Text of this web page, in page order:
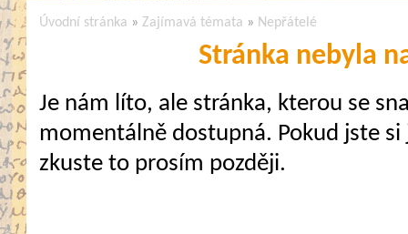
Úvodní stránka »Zajímavá témata » Nepřátelé
Stránka nebyla
Je nám líto, ale stránka, kterou se
momentálně dostupná. Pokud jste
zkuste to prosím později.